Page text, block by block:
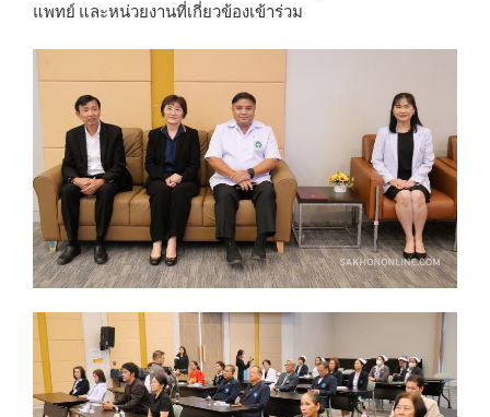
แพทย์ และหน่วยงานที่เกี่ยวข้องเข้าร่วม